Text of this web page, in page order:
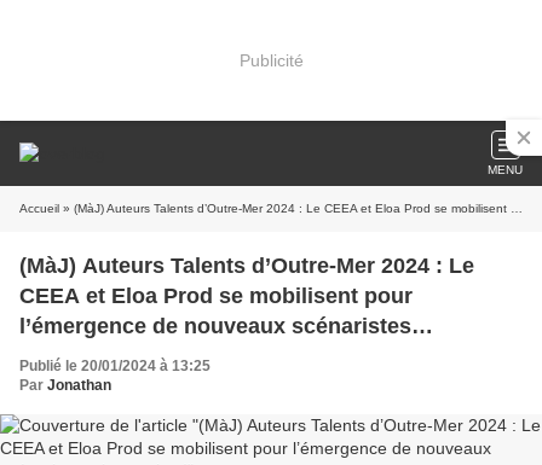
Publicité
MENU
Accueil » (MàJ) Auteurs Talents d’Outre-Mer 2024 : Le CEEA et Eloa Prod se mobilisent pour l’émergence de nouveaux scénaristes ultramarins !
(MàJ) Auteurs Talents d’Outre-Mer 2024 : Le
CEEA et Eloa Prod se mobilisent pour
l’émergence de nouveaux scénaristes
ultramarins !
Publié le 20/01/2024 à 13:25
Par Jonathan